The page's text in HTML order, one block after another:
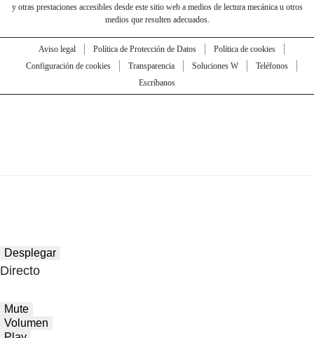
y otras prestaciones accesibles desde este sitio web a medios de lectura mecánica u otros
medios que resulten adecuados.
Aviso legal Política de Protección de Datos
Política de cookies
Configuración de cookies
Transparencia Soluciones W
Teléfonos
Escríbanos
Desplegar
Directo
Mute
Volumen